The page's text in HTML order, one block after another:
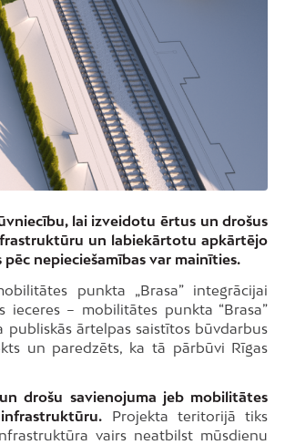
lai izveidotu ērtus un drošus
un labiekārtotu apkārtējo
nepieciešamības var mainīties.
punkta „Brasa” integrācijai
ieceres – mobilitātes punkta “Brasa”
ārtelpas saistītos būvdarbus
un paredzēts, ka tā pārbūvi Rīgas
drošu savienojuma jeb mobilitātes
Projekta teritorijā tiks
vairs neatbilst mūsdienu